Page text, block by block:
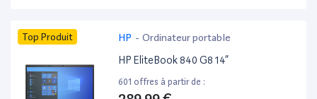
Top Produit HP - Ordinateur portable
HP EliteBook 840 G8 14”
601 offres à partir de :